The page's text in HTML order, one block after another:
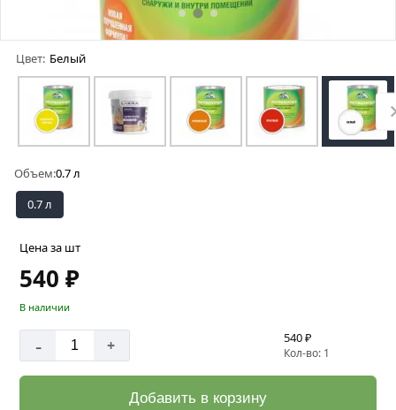
Цвет: Белый
Объем:0.7 л
0.7 л
Цена за шт
540 ₽
В наличии
- + 540 ₽
Кол-во: 1
Добавить в корзину